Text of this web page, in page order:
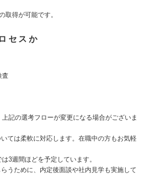
取得が可能です。
セスか
査
記の選考フローが変更になる場合がございま
ては柔軟に対応します。在職中の方もお気軽
3週間ほどを予定しています。
うために、内定後面談や社内見学も実施して